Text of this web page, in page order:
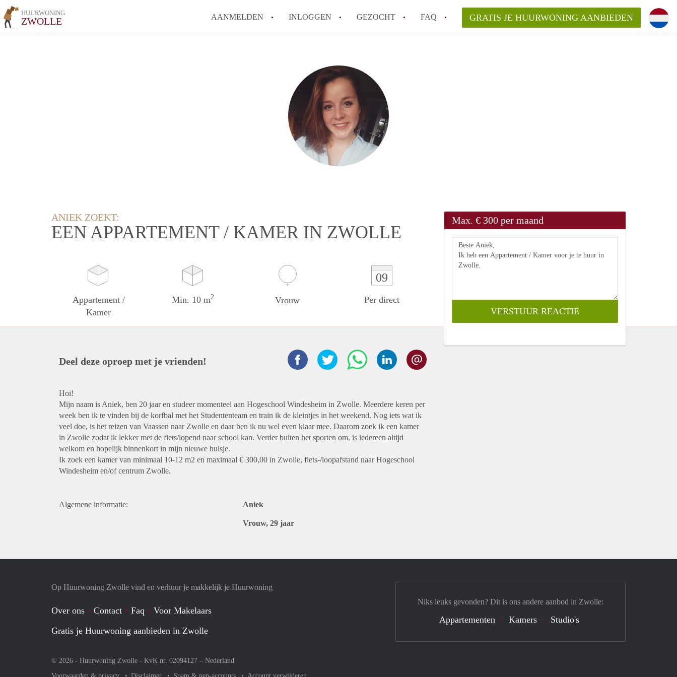
HUURWONING
ZWOLLE AANMELDEN INLOGGEN GEZOCHT FAQ
How to translate HuurwoningZwolle!
Wat is HuurwoningZwolle?
Hoeveel kost het om te reageren op een Huurwoning in Zwolle?
Wat is de privacyverklaring van HuurwoningZwolle?
Berekent HuurwoningZwolle
makelaarsvergoeding/bemiddelingsvergoeding?
Alle veelgestelde vragen
GRATIS JE HUURWONING AANBIEDEN
ANIEK ZOEKT:
EEN APPARTEMENT / KAMER IN ZWOLLE
Appartement /
Kamer
Min. 10 m2 Vrouw
09
Per direct
Max. € 300 per maand
Deel deze oproep met je vrienden!
Hoi!
Mijn naam is Aniek, ben 20 jaar en studeer momenteel aan Hogeschool Windesheim in Zwolle. Meerdere keren per
week ben ik te vinden bij de korfbal met het Studententeam en train ik de kleintjes in het weekend. Nog iets wat ik
veel doe, is het reizen van Vaassen naar Zwolle en daar ben ik nu wel even klaar mee. Daarom zoek ik een kamer
in Zwolle zodat ik lekker met de fiets/lopend naar school kan. Verder buiten het sporten om, is iedereen altijd
welkom en hopelijk binnenkort in mijn nieuwe huisje.
Ik zoek een kamer van minimaal 10-12 m2 en maximaal € 300,00 in Zwolle, fiets-/loopafstand naar Hogeschool
Windesheim en/of centrum Zwolle.
Algemene informatie: Aniek
Vrouw, 29 jaar
Op Huurwoning Zwolle vind en verhuur je makkelijk je Huurwoning
Over ons Contact Faq
Voor Makelaars
Gratis je Huurwoning aanbieden in Zwolle
© 2026 - Huurwoning Zwolle - KvK nr. 02094127 – Nederland
Niks leuks gevonden? Dit is ons andere aanbod in Zwolle:
Appartementen Kamers Studio's